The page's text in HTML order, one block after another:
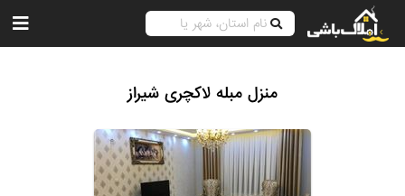
منزل مبله لاکچری شیراز